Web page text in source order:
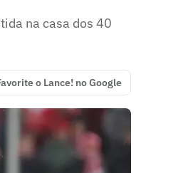
na casa dos 40
o Lance! no Google